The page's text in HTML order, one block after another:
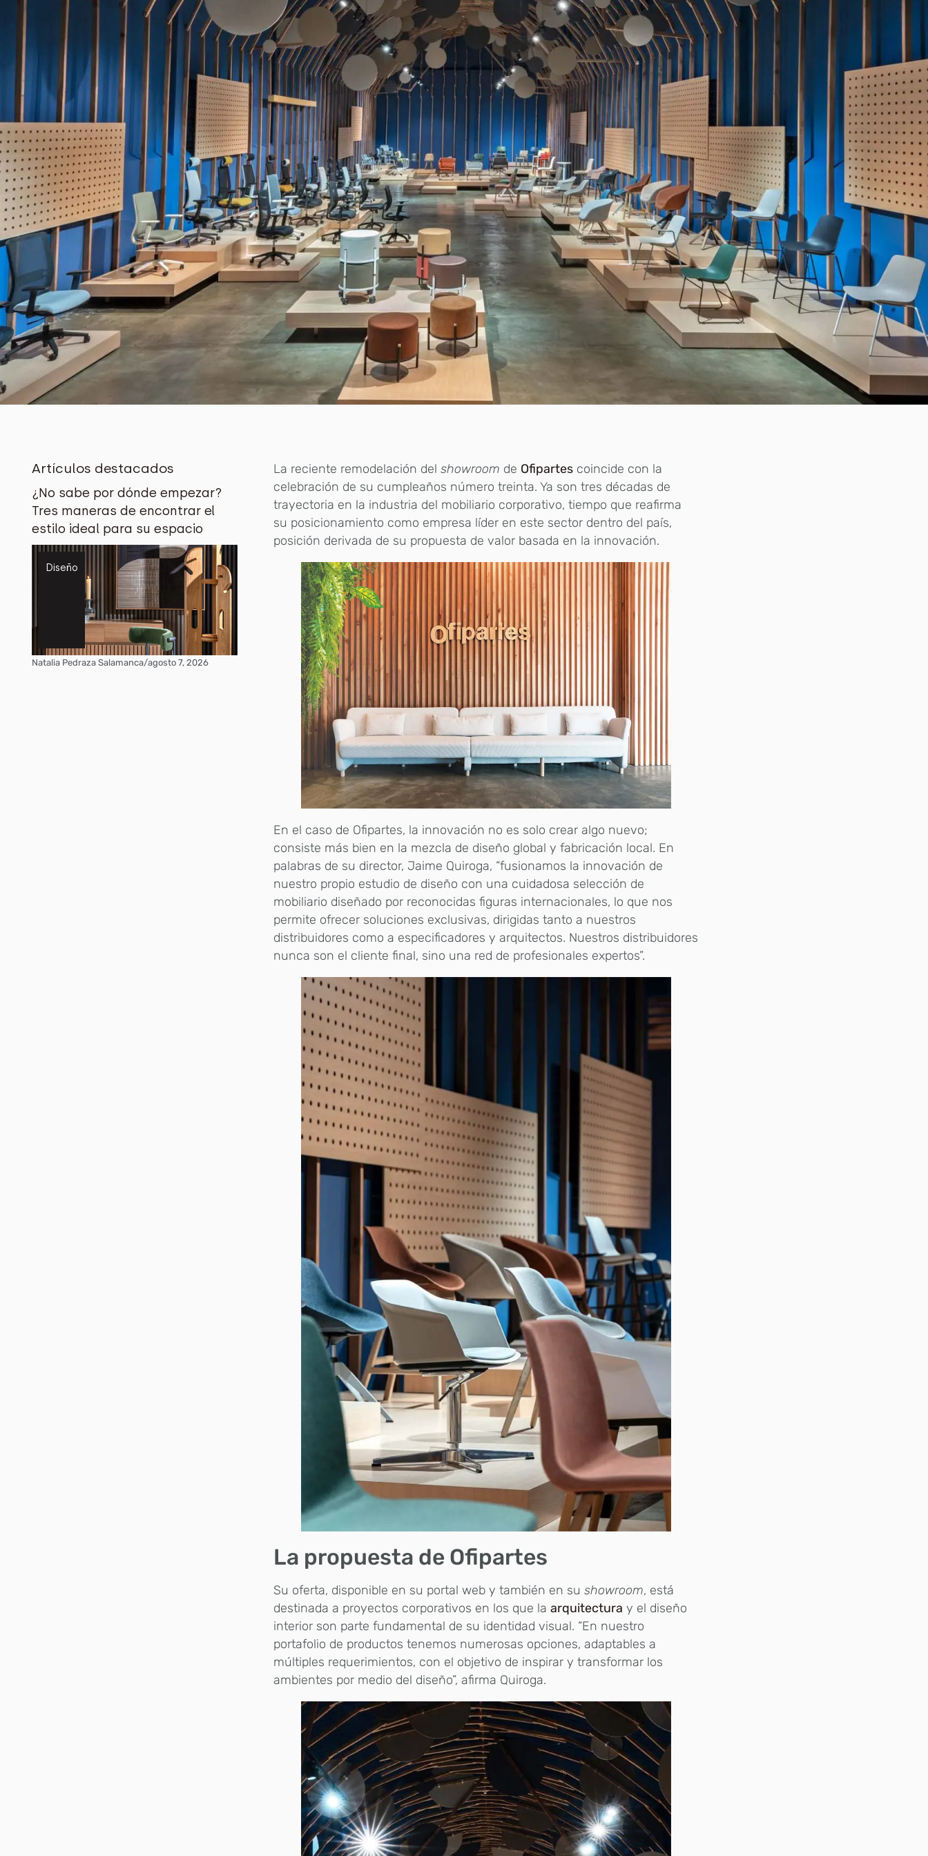
Artículos destacados
¿No sabe por dónde empezar?
Tres maneras de encontrar el
estilo ideal para su espacio
Diseño
Natalia Pedraza Salamanca/agosto 7, 2026
La reciente remodelación delshowroom de Ofipartes coincide con la
celebración de su cumpleaños número treinta. Ya son tres décadas de
trayectoria en la industria del mobiliario corporativo, tiempo que reafirma
su posicionamiento como empresa líder en este sector dentro del país,
posición derivada de su propuesta de valor basada en la innovación.
En el caso de Ofipartes, la innovación no es solo crear algo nuevo;
consiste más bien en la mezcla de diseño global y fabricación local. En
palabras de su director, Jaime Quiroga, “fusionamos la innovación de
nuestro propio estudio de diseño con una cuidadosa selección de
mobiliario diseñado por reconocidas figuras internacionales, lo que nos
permite ofrecer soluciones exclusivas, dirigidas tanto a nuestros
distribuidores como a especificadores y arquitectos. Nuestros distribuidores
nunca son el cliente final, sino una red de profesionales expertos”.
La propuesta de Ofipartes
Su oferta, disponible en su portal web y también en sushowroom, está
destinada a proyectos corporativos en los que laarquitectura y el diseño
interior son parte fundamental de su identidad visual. “En nuestro
portafolio de productos tenemos numerosas opciones, adaptables a
múltiples requerimientos, con el objetivo de inspirar y transformar los
ambientes por medio del diseño”, afirma Quiroga.